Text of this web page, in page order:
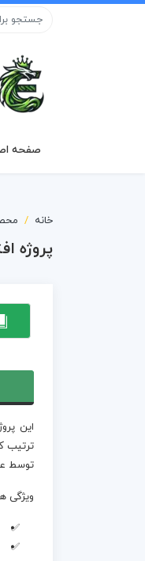
صفحه
خانه
پروژه
این
توسط
ویژگی